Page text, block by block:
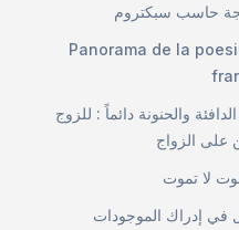
Panorama de la
والحنونة دائماً : للزوج
على الزواج
لا تموت
في إدراك الموجودات